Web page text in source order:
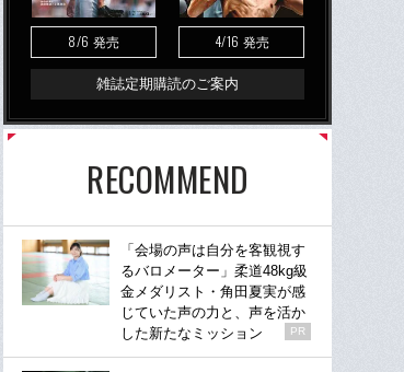
8/6 発売 4/16 発売
雑誌定期購読のご案内
RECOMMEND
「会場の声は自分を客観視す
るバロメーター」柔道48kg級
金メダリスト・角田夏実が感
じていた声の力と、声を活か
した新たなミッション
PR